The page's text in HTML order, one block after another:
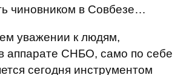
чиновником в Совбезе…
уважении к людям,
аппарате СНБО, само по себе
сегодня инструментом